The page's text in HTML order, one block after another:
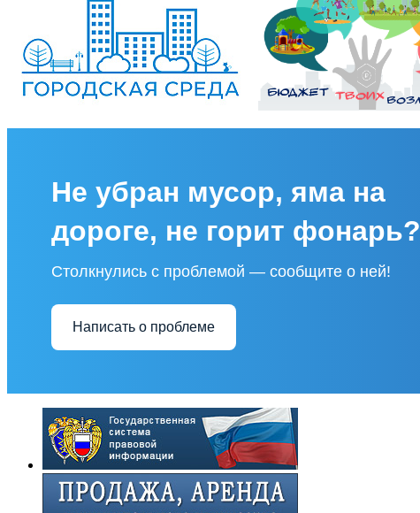
Не убран мусор, яма на
дороге, не горит фонарь?
Столкнулись с проблемой — сообщите о ней!
Написать о проблеме